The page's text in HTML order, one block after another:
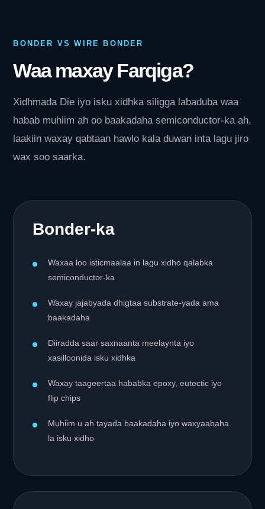
BONDER VS WIRE BONDER
Waa maxay Farqiga?
Xidhmada Die iyo isku xidhka siligga labaduba waa
habab muhiim ah oo baakadaha semiconductor-ka ah,
laakiin waxay qabtaan hawlo kala duwan inta lagu jiro
wax soo saarka.
Bonder-ka
Waxaa loo isticmaalaa in lagu xidho qalabka
semiconductor-ka
Waxay jajabyada dhigtaa substrate-yada ama
baakadaha
Diiradda saar saxnaanta meelaynta iyo
xasilloonida isku xidhka
Waxay taageertaa hababka epoxy, eutectic iyo
flip chips
Muhiim u ah tayada baakadaha iyo waxyaabaha
la isku xidho